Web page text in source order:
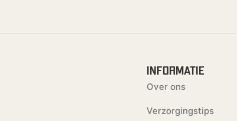
INFORMATIE
Over ons
Verzorgingstips